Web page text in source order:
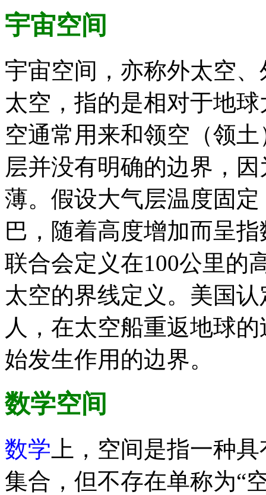
宇宙空间
宇宙空间，亦称外太空
太空，指的是相对于地
空通常用来和领空（领
层并没有明确的边界，
薄。假设大气层温度固
巴，随着高度增加而呈
联合会定义在100公里的
太空的界线定义。美国
人，在太空船重返地球
始发生作用的边界。
数学空间
数学 上，空间是指一种
集合，但不存在单称为“